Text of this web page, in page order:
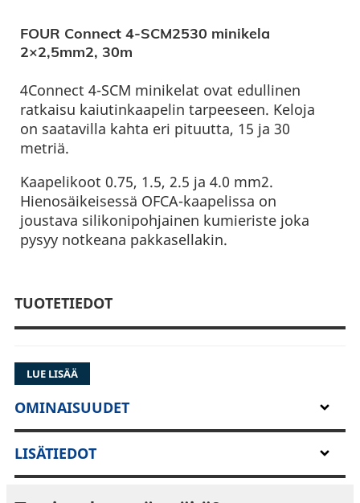
FOUR Connect 4-SCM2530 minikela
2×2,5mm2, 30m
4Connect 4-SCM minikelat ovat edullinen
ratkaisu kaiutinkaapelin tarpeeseen. Keloja
on saatavilla kahta eri pituutta, 15 ja 30
metriä.
Kaapelikoot 0.75, 1.5, 2.5 ja 4.0 mm2.
Hienosäikeisessä OFCA-kaapelissa on
joustava silikonipohjainen kumieriste joka
pysyy notkeana pakkasellakin.
TUOTETIEDOT
LUE LISÄÄ
OMINAISUUDET
LISÄTIEDOT